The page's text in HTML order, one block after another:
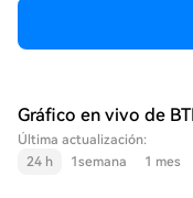
Gráfico en vivo de
Última actualización:
24 h
1semana 1 mes